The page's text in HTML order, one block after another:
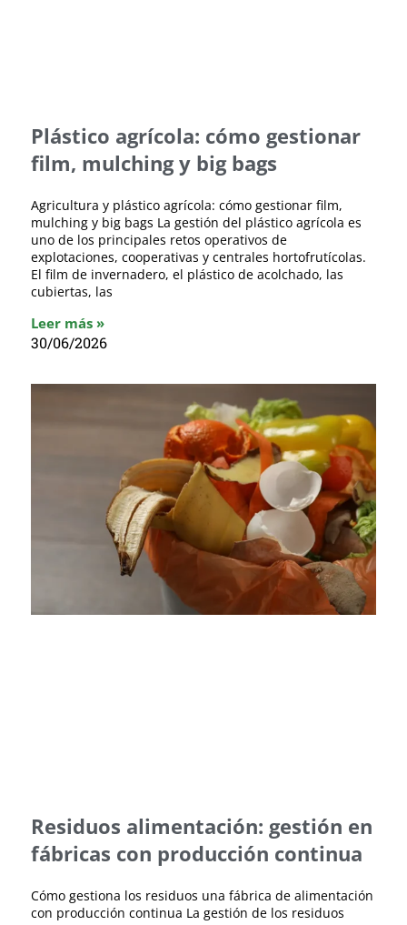
Plástico agrícola: cómo gestionar
film, mulching y big bags
Agricultura y plástico agrícola: cómo gestionar film,
mulching y big bags La gestión del plástico agrícola es
uno de los principales retos operativos de
explotaciones, cooperativas y centrales hortofrutícolas.
El film de invernadero, el plástico de acolchado, las
cubiertas, las
Leer más »
30/06/2026
Residuos alimentación: gestión en
fábricas con producción continua
Cómo gestiona los residuos una fábrica de alimentación
con producción continua La gestión de los residuos